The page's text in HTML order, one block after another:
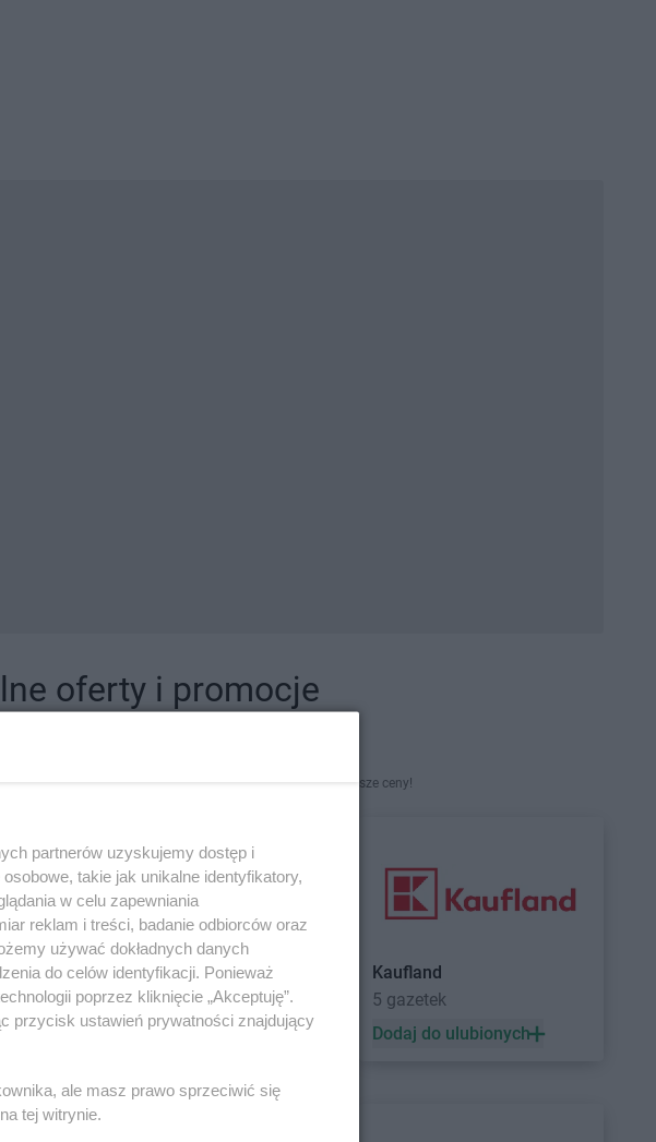
oferty i promocje
znane super- i hipermarkety. Najlepsze promocje i najniższe ceny!
dino
1 gazetka
Dodaj do ulubionych
Kaufland
5 gazetek
Dodaj do ulubionych
partnerów uzyskujemy dostęp i
takie jak unikalne identyfikatory,
w celu zapewniania
reklam i treści, badanie odbiorców oraz
używać dokładnych danych
do celów identyfikacji. Ponieważ
poprzez kliknięcie „Akceptuję”.
przycisk ustawień prywatności znajdujący
ale masz prawo sprzeciwić się
tej witrynie.